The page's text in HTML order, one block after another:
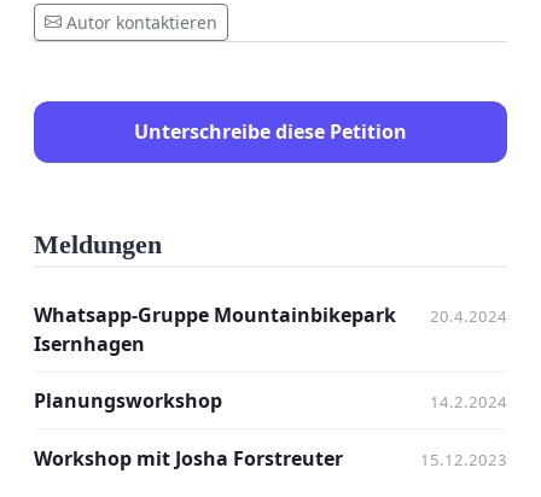
Autor kontaktieren
Unterschreibe diese Petition
Meldungen
Whatsapp-Gruppe Mountainbikepark
Isernhagen
20.4.2024
Planungsworkshop 14.2.2024
Workshop mit Josha Forstreuter 15.12.2023